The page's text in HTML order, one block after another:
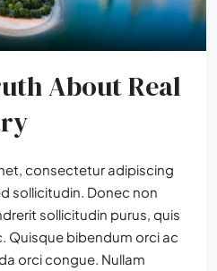
About Real
consectetur adipiscing
sollicitudin. Donec non
sollicitudin purus, quis
Quisque bibendum orci ac
orci congue. Nullam